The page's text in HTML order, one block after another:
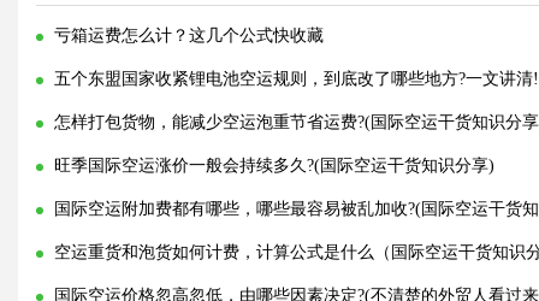
亏箱运费怎么计？这几个公式快收藏
五个东盟国家收紧锂电池空运规则，到底改了哪些地方?一文讲清!
怎样打包货物，能减少空运泡重节省运费?(国际空运干货知识分
旺季国际空运涨价一般会持续多久?(国际空运干货知识分享)
国际空运附加费都有哪些，哪些最容易被乱加收?(国际空运干货
空运重货和泡货如何计费，计算公式是什么（国际空运干货知识分
国际空运价格忽高忽低，由哪些因素决定?(不清楚的外贸人看过